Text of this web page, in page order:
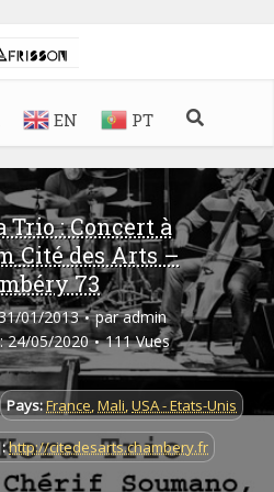
EN PT
Trio : Concert à
Cité des Arts –
73
01/2013 par admin
24/05/2020
111 Vues
Pays:France,Mali,USA - Etats-Unis
http://citedesarts.chambery.fr